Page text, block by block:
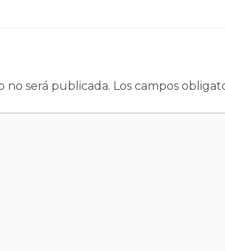
no será publicada. Los campos